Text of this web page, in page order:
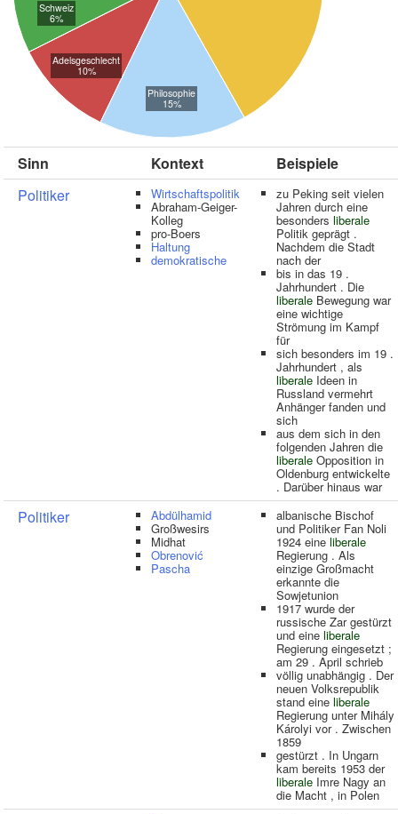
Philosophie
15%
Adelsgeschlecht
10%
Schweiz
6%
Sinn Kontext
Beispiele
Politiker
Wirtschaftspolitik
Abraham-Geiger-
Kolleg
pro-Boers
Haltung
demokratische
zu Peking seit vielen
Jahren durch eine
besonders liberale
Politik geprägt .
Nachdem die Stadt
nach der
bis in das 19 .
Jahrhundert . Die
liberale Bewegung war
eine wichtige
Strömung im Kampf
für
sich besonders im 19 .
Jahrhundert , als
liberale Ideen in
Russland vermehrt
Anhänger fanden und
sich
aus dem sich in den
folgenden Jahren die
liberale Opposition in
Oldenburg entwickelte
. Darüber hinaus war
Politiker Abdülhamid
Großwesirs
Midhat
Obrenović
Pascha
albanische Bischof
und Politiker Fan Noli
1924 eine liberale
Regierung . Als
einzige Großmacht
erkannte die
Sowjetunion
1917 wurde der
russische Zar gestürzt
und eine liberale
Regierung eingesetzt ;
am 29 . April schrieb
völlig unabhängig . Der
neuen Volksrepublik
stand eine liberale
Regierung unter Mihály
Károlyi vor . Zwischen
1859
gestürzt . In Ungarn
kam bereits 1953 der
liberale Imre Nagy an
die Macht , in Polen